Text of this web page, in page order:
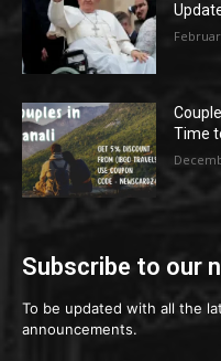
Time
Subscribe to our
To be updated with all the
announcements.